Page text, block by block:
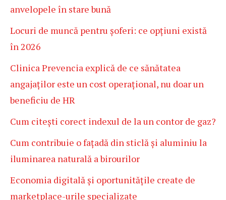
anvelopele în stare bună
Locuri de muncă pentru șoferi: ce opțiuni există
în 2026
Clinica Prevencia explică de ce sănătatea
angajaților este un cost operațional, nu doar un
beneficiu de HR
Cum citești corect indexul de la un contor de gaz?
Cum contribuie o fațadă din sticlă și aluminiu la
iluminarea naturală a birourilor
Economia digitală și oportunitățile create de
marketplace-urile specializate